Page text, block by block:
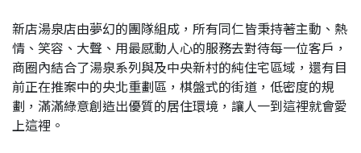
新店湯泉店由夢幻的團隊組成，所有同仁皆秉持著主動、熱
情、笑容、大聲、用最感動人心的服務去對待每一位客戶，
商圈內結合了湯泉系列與及中央新村的純住宅區域，還有目
前正在推案中的央北重劃區，棋盤式的街道，低密度的規
劃，滿滿綠意創造出優質的居住環境，讓人一到這裡就會愛
上這裡。